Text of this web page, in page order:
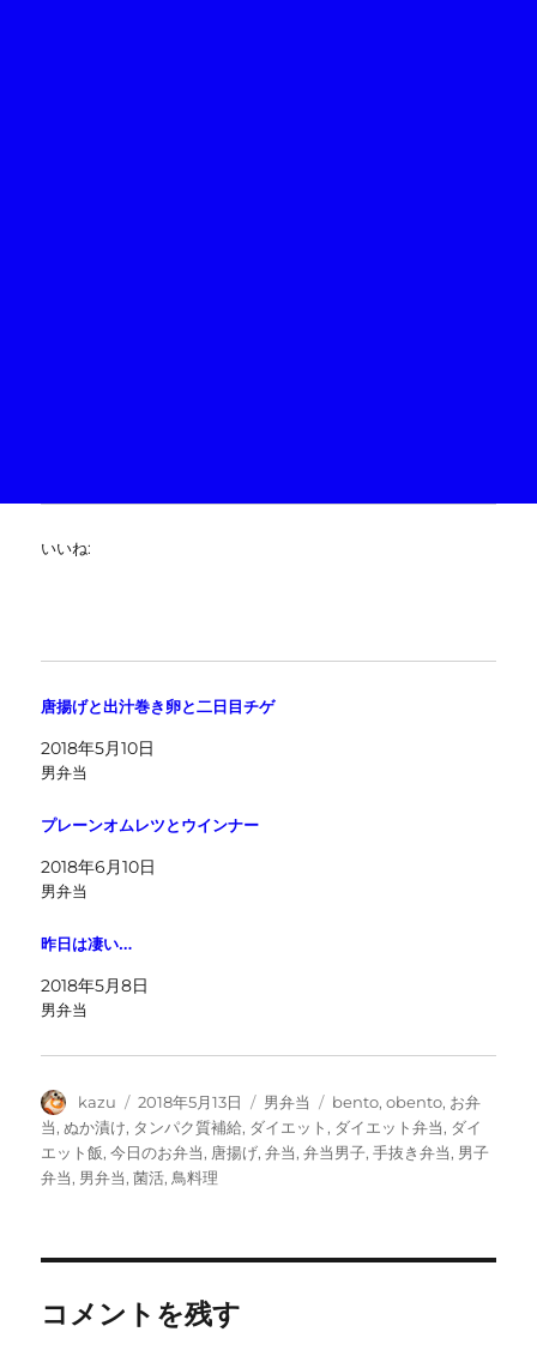
いいね:
唐揚げと出汁巻き卵と二日目チゲ
2018年5月10日
男弁当
プレーンオムレツとウインナー
2018年6月10日
男弁当
昨日は凄い…
2018年5月8日
男弁当
投
稿
者
kazu
投
稿
日:
2018年5月13日
カ
テ
ゴ
男弁当
タ
グ
bento,obento, お弁
当,ぬか漬け, タンパク質補給, ダイエット , ダイエット弁当, ダイ
エット飯,今日のお弁当, 唐揚げ,弁当,弁当男子,手抜き弁当, 男子
弁当, 男弁当,菌活, 鳥料理
コメントを残す